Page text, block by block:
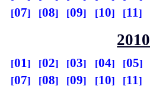
07
08 09 10 11
2010
01 02 03 04 05
07
08 09 10 11